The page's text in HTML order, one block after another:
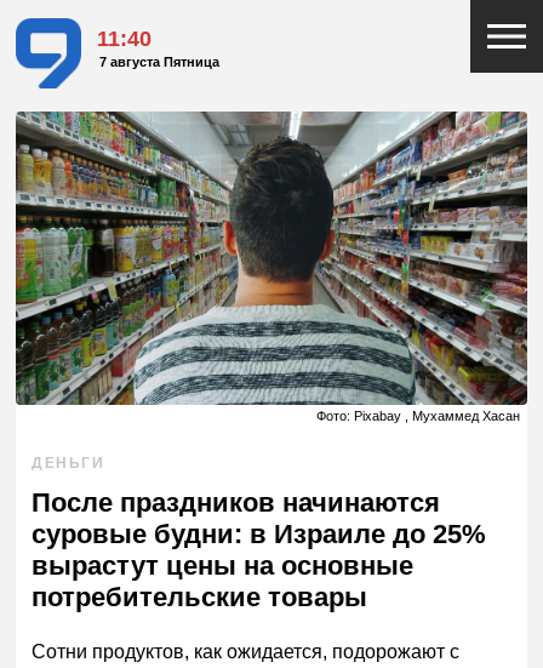
11:40
7 августа Пятница
Фото: Pixabay , Мухаммед Хасан
ДЕНЬГИ
После праздников начинаются
суровые будни: в Израиле до 25%
вырастут цены на основные
потребительские товары
Сотни продуктов, как ожидается, подорожают с